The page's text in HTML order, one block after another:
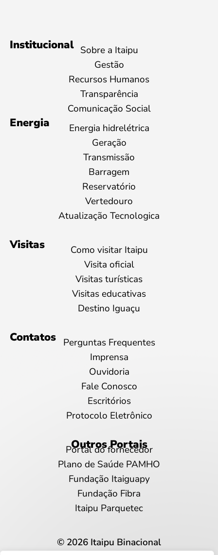
Institucional Sobre a Itaipu
Gestão
Recursos Humanos
Transparência
Comunicação Social
Energia
Energia hidrelétrica
Geração
Transmissão
Barragem
Reservatório
Vertedouro
Atualização Tecnologica
Visitas
Como visitar Itaipu
Visita oficial
Visitas turísticas
Visitas educativas
Destino Iguaçu
Contatos
Perguntas Frequentes
Imprensa
Ouvidoria
Fale Conosco
Escritórios
Protocolo Eletrônico
Outros Portais
Portal do fornecedor
Plano de Saúde PAMHO
Fundação Itaiguapy
Fundação Fibra
Itaipu Parquetec
© 2026 Itaipu Binacional